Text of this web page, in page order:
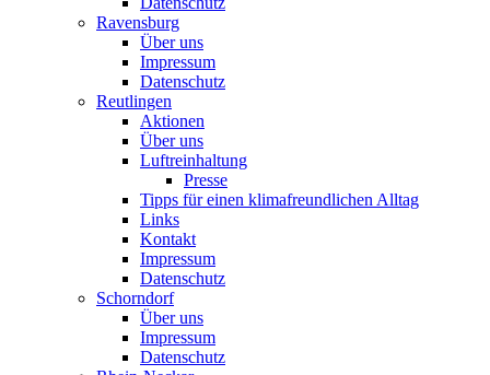
Ravensburg
Über uns
Impressum
Datenschutz
Reutlingen
Aktionen
Über uns
Luftreinhaltung
Presse
Tipps für einen klimafreundlichen Alltag
Links
Kontakt
Impressum
Datenschutz
Schorndorf
Über uns
Impressum
Datenschutz